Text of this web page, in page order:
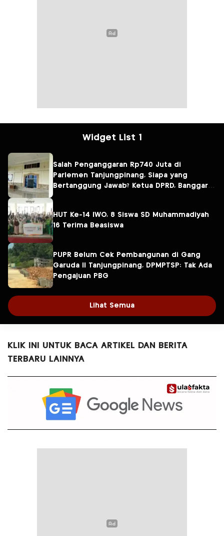
Widget List 1
Salah Penganggaran Rp740 Juta di
Parlemen Tanjungpinang, Siapa yang
Bertanggung Jawab? Ketua DPRD, Banggar
HUT Ke-14 IWO, 8 Siswa SD Muhammadiyah
16 Terima Beasiswa
PUPR Belum Cek Pembangunan di Gang
Garuda II Tanjungpinang, DPMPTSP: Tak Ada
Pengajuan PBG
Lihat Semua
KLIK INI UNTUK BACA ARTIKEL DAN BERITA
TERBARU LAINNYA